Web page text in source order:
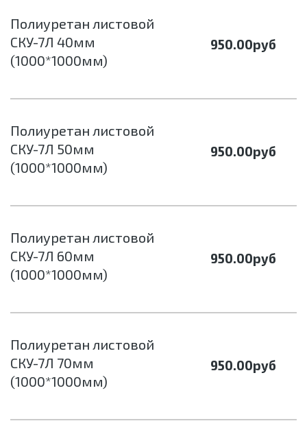
Полиуретан листовой
СКУ-7Л 40мм
(1000*1000мм)
950.00руб
Полиуретан листовой
СКУ-7Л 50мм
(1000*1000мм)
950.00руб
Полиуретан листовой
СКУ-7Л 60мм
(1000*1000мм)
950.00руб
Полиуретан листовой
СКУ-7Л 70мм
(1000*1000мм)
950.00руб